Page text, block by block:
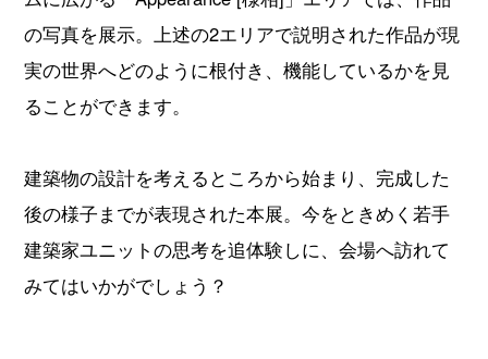
の写真を展示。上述の2エリアで説明された作品が現
実の世界へどのように根付き、機能しているかを見
ることができます。
建築物の設計を考えるところから始まり、完成した
後の様子までが表現された本展。今をときめく若手
建築家ユニットの思考を追体験しに、会場へ訪れて
みてはいかがでしょう？